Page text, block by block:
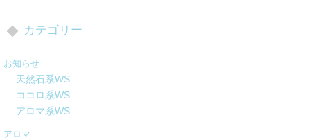
カテゴリー
お知らせ
天然石系WS
ココロ系WS
アロマ系WS
アロマ